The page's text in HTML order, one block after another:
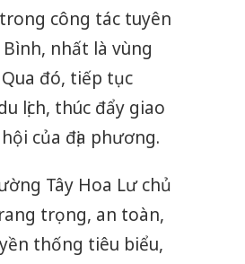
công tác tuyên
nhất là vùng
đó, tiếp tục
lịch, thúc đẩy giao
của địa phương.
Tây Hoa Lư chủ
trọng, an toàn,
thống tiêu biểu,